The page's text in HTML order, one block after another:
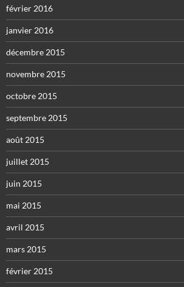
février 2016
janvier 2016
décembre 2015
novembre 2015
octobre 2015
septembre 2015
août 2015
juillet 2015
juin 2015
mai 2015
avril 2015
mars 2015
février 2015